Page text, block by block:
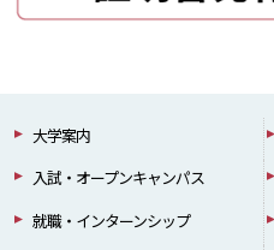
大学案内
入試・オープンキャンパス
就職・インターンシップ